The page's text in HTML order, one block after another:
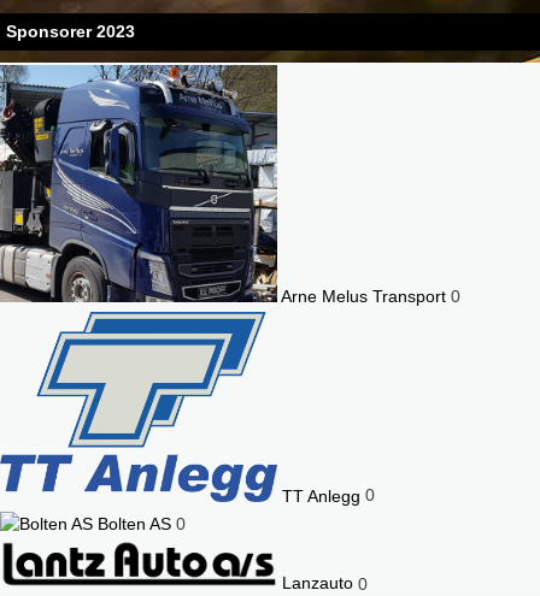
Sponsorer 2023
Arne Melus Transport 0
TT Anlegg 0
Bolten AS 0
Lanzauto 0